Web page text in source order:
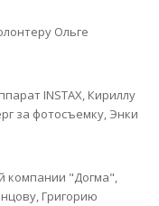
Ольге
INSTAX, Кириллу
за фотосъемку, Энки
компании "Догма",
Григорию